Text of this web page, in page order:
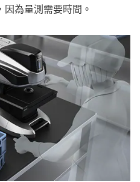
為量測需要時間。